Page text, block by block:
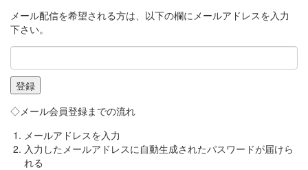
メール配信を希望される方は、以下の欄にメールアドレスを入力
下さい。
◇メール会員登録までの流れ
メールアドレスを入力
入力したメールアドレスに自動生成されたパスワードが届けら
れる